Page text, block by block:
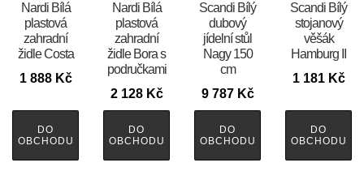
Nardi Bílá
plastová
zahradní
židle Costa
1 888 Kč
DO
OBCHODU
Nardi Bílá
plastová
zahradní
židle Bora s
područkami
2 128 Kč
DO
OBCHODU
Scandi Bílý
dubový
jídelní stůl
Nagy 150
cm
9 787 Kč
DO
OBCHODU
Scandi Bílý
stojanový
věšák
Hamburg II
1 181 Kč
DO
OBCHODU